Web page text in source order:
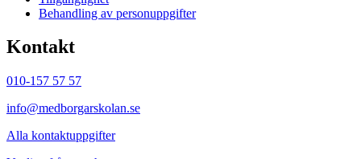
Behandling av personuppgifter
Kontakt
010-157 57 57
info@medborgarskolan.se
Alla kontaktuppgifter